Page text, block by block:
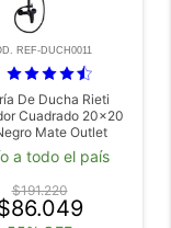
REF-DUCH0011
De Ducha Rieti
Cuadrado 20x20
Mate Outlet
a todo el país
$191.220